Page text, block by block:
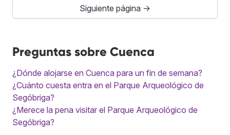
Siguiente página →
Preguntas sobre Cuenca
¿Dónde alojarse en Cuenca para un fin de semana?
¿Cuánto cuesta entra en el Parque Arqueológico de
Segóbriga?
¿Merece la pena visitar el Parque Arqueológico de
Segóbriga?